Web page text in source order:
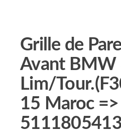
Grille de
Avant BMW
Lim/
15 Maroc =>